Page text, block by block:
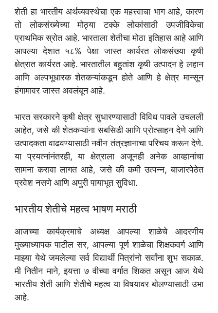
शेती हा भारतीय अर्थव्यवस्थेचा एक महत्त्वाचा भाग आहे, कारण
तो लोकसंख्येच्या मोठ्या टक्के लोकांसाठी उपजीविकेचा
प्राथमिक स्रोत आहे. भारताला शेतीचा मोठा इतिहास आहे आणि
आपल्या देशात ५८% पेक्षा जास्त कार्यरत लोकसंख्या कृषी
क्षेत्रात कार्यरत आहे. भारतातील बहुतांश कृषी उत्पादन हे लहान
आणि अल्पभूधारक शेतकऱ्यांकडून होते आणि हे क्षेत्र मान्सून
हंगामावर जास्त अवलंबून आहे.
भारत सरकारने कृषी क्षेत्र सुधारण्यासाठी विविध पावले उचलली
आहेत, जसे की शेतकऱ्यांना सबसिडी आणि प्रोत्साहन देणे आणि
उत्पादकता वाढवण्यासाठी नवीन तंत्रज्ञानाचा परिचय करून देणे.
या प्रयत्नांनंतरही, या क्षेत्राला अजूनही अनेक आव्हानांचा
सामना करावा लागत आहे, जसे की कमी उत्पन्न, बाजारपेठेत
प्रवेश नसणे आणि अपुरी पायाभूत सुविधा.
भारतीय शेतीचे महत्व भाषण मराठी
आजच्या कार्यक्रमाचे अध्यक्ष आपल्या शाळेचे आदरणीय
मुख्याध्यापक पाटील सर, आपल्या पूर्ण शाळेचा शिक्षकवर्ग आणि
माझ्या येथे जमलेल्या सर्व विद्यार्थी मित्रांनो सर्वांना शुभ सकाळ.
मी नितीन माने, इयत्ता ७ वीच्या वर्गात शिकत असून आज येथे
भारतीय शेती आणि शेतीचे महत्व या विषयावर बोलण्यासाठी उभा
आहे.